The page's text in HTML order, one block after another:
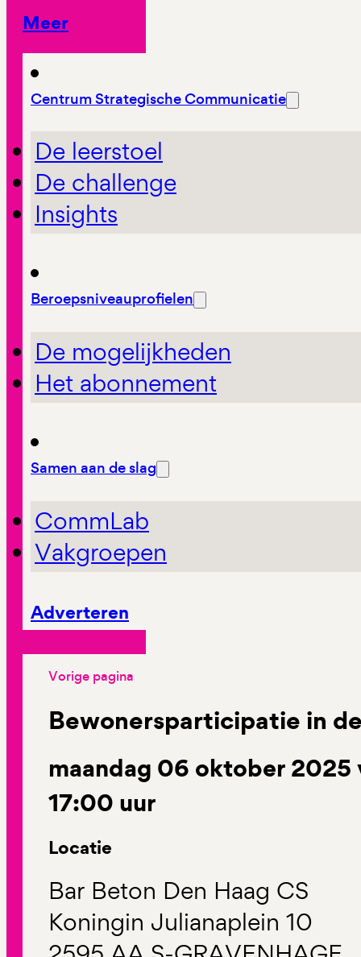
Meer
Centrum Strategische Communicatie
De leerstoel
De challenge
Insights
Beroepsniveauprofielen
De mogelijkheden
Het abonnement
Samen aan de slag
CommLab
Vakgroepen
Adverteren
Vorige pagina
Bewonersparticipatie in
maandag 06 oktober
17:00 uur
Locatie
Bar Beton Den Haag CS
Koningin Julianaplein 10